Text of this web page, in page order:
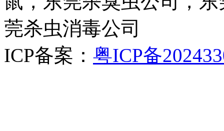
莞杀虫消毒公司
ICP备案： 粤ICP备